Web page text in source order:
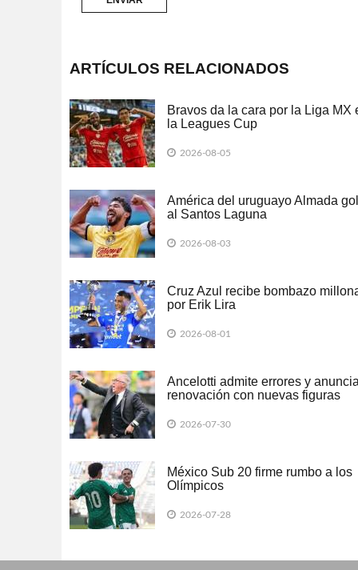
ARTÍCULOS RELACIONADOS
Bravos da la cara por la Liga MX
la Leagues Cup
2026-08-05
América del uruguayo Almada
al Santos Laguna
2026-08-03
Cruz Azul recibe bombazo
por Erik Lira
2026-08-01
Ancelotti admite errores y anuncia
renovación con nuevas figuras
2026-07-30
México Sub 20 firme rumbo a los
Olímpicos
2026-07-28